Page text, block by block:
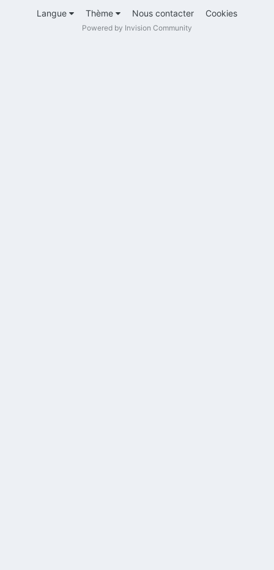
Langue Thème Nous contacter Cookies
Powered by Invision Community